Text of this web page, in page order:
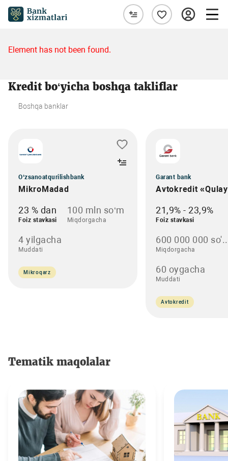
Element has not been found.
Kredit bo‘yicha boshqa takliflar
Boshqa banklar
O‘zsanoatqurilishbank
MikroMadad
23 % dan
Foiz stavkasi
100 mln so‘m
Miqdorgacha
4 yilgacha
Muddati
Mikroqarz
Garant bank
Avtokredit
21,9% - 23,9%
Foiz stavkasi
600 000 000
Miqdorgacha
60 oygacha
Muddati
Avtokredit
Tematik maqolalar